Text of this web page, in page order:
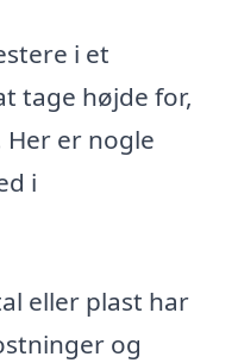
i et
tage højde for,
er nogle
i
eller plast har
og